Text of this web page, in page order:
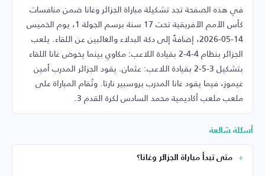
في هذه الصفحة تجد تشكيلة مباراة الجزائر وغانا ضمن منافسات
كأس الأمم الأفريقية تحت 17 سنة برسم الجولة 1، يوم الخميس
14-05-2026، إضافةً إلى دكة البدلاء والغائبين عن اللقاء. يلعب
الجزائر بنظام 4-4-2 بقيادة اللاعب: مكاوي بينما يخوض غانا اللقاء
بتشكيل 3-5-2 بقيادة اللاعب: عثمان. يقود الجزائر المدرب أمين
غيموز، فيما يقود غانا المدرب بروسبير نارتا. وتُقام المباراة على
ملعب ملعب أكاديمية محمد السادس لكرة القدم 3.
أسئلة شائعة
متى تبدأ مباراة الجزائر وغانا؟